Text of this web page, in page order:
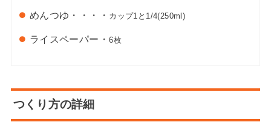
めんつゆ・・・・ カップ1と1/4(250ml)
ライスペーパー・6枚
つくり方の詳細